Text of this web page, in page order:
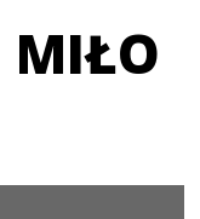
MIŁO